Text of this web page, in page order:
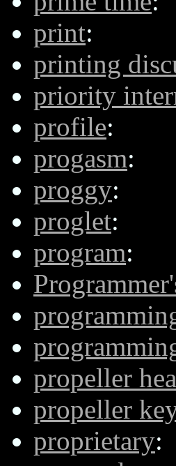
print:
printing
priority
profile:
progasm:
proggy:
proglet:
program:
propeller
propeller
proprietary: